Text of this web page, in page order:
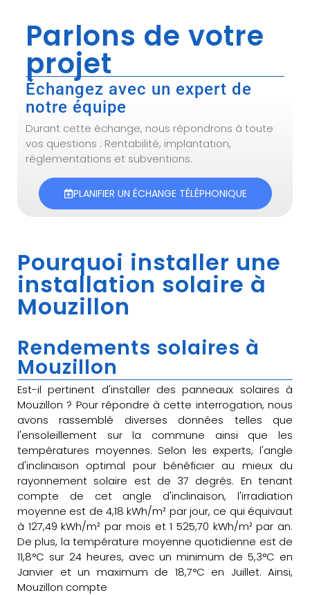
Parlons de votre
projet
Échangez avec un expert de
notre équipe
Durant cette échange, nous répondrons à toute
vos questions : Rentabilité, implantation,
réglementations et subventions.
PLANIFIER UN ÉCHANGE TÉLÉPHONIQUE
Pourquoi installer une
installation solaire à
Mouzillon
Rendements solaires à
Mouzillon
Est-il pertinent d'installer des panneaux solaires à
Mouzillon ? Pour répondre à cette interrogation, nous
avons rassemblé diverses données telles que
l'ensoleillement sur la commune ainsi que les
températures moyennes. Selon les experts, l'angle
d'inclinaison optimal pour bénéficier au mieux du
rayonnement solaire est de 37 degrés. En tenant
compte de cet angle d'inclinaison, l'irradiation
moyenne est de 4,18 kWh/m² par jour, ce qui équivaut
à 127,49 kWh/m² par mois et 1 525,70 kWh/m² par an.
De plus, la température moyenne quotidienne est de
11,8°C sur 24 heures, avec un minimum de 5,3°C en
Janvier et un maximum de 18,7°C en Juillet. Ainsi,
Mouzillon compte